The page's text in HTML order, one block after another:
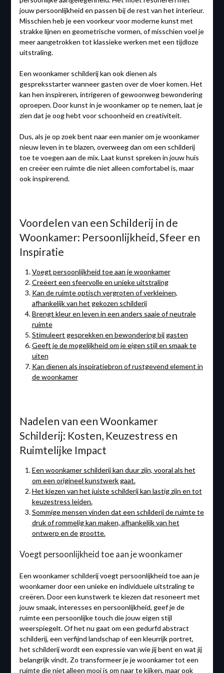
jouw persoonlijkheid en passen bij de rest van het interieur.
Misschien heb je een voorkeur voor moderne kunst met
strakke lijnen en geometrische vormen, of misschien voel je
meer aangetrokken tot klassieke werken met een tijdloze
uitstraling.
Een woonkamer schilderij kan ook dienen als
gespreksstarter wanneer gasten over de vloer komen. Het
kan hen inspireren, intrigeren of gewoonweg bewondering
oproepen. Door kunst in je woonkamer op te nemen, laat je
zien dat je oog hebt voor schoonheid en creativiteit.
Dus, als je op zoek bent naar een manier om je woonkamer
nieuw leven in te blazen, overweeg dan om een schilderij
toe te voegen aan de mix. Laat kunst spreken in jouw huis
en creëer een ruimte die niet alleen comfortabel is, maar
ook inspirerend.
Voordelen van een Schilderij in de
Woonkamer: Persoonlijkheid, Sfeer en
Inspiratie
Voegt persoonlijkheid toe aan je woonkamer
Creëert een sfeervolle en unieke uitstraling
Kan de ruimte optisch vergroten of verkleinen,
afhankelijk van het gekozen schilderij
Brengt kleur en leven in een anders saaie of neutrale
ruimte
Stimuleert gesprekken en bewondering bij gasten
Geeft je de mogelijkheid om je eigen stijl en smaak te
uiten
Kan dienen als inspiratiebron of rustgevend element in
de woonkamer
Nadelen van een Woonkamer
Schilderij: Kosten, Keuzestress en
Ruimtelijke Impact
Een woonkamer schilderij kan duur zijn, vooral als het
om een origineel kunstwerk gaat.
Het kiezen van het juiste schilderij kan lastig zijn en tot
keuzestress leiden.
Sommige mensen vinden dat een schilderij de ruimte te
druk of rommelig kan maken, afhankelijk van het
ontwerp en de grootte.
Voegt persoonlijkheid toe aan je woonkamer
Een woonkamer schilderij voegt persoonlijkheid toe aan je
woonkamer door een unieke en individuele uitstraling te
creëren. Door een kunstwerk te kiezen dat resoneert met
jouw smaak, interesses en persoonlijkheid, geef je de
ruimte een persoonlijke touch die jouw eigen stijl
weerspiegelt. Of het nu gaat om een gedurfd abstract
schilderij, een verfijnd landschap of een kleurrijk portret,
het schilderij wordt een expressie van wie jij bent en wat jij
belangrijk vindt. Zo transformeer je je woonkamer tot een
ruimte die niet alleen mooi is om naar te kijken, maar ook